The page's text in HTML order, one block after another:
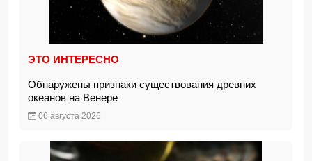
ЭТО ИНТЕРЕСНО
Обнаружены признаки существования древних
океанов на Венере
06 августа 2026